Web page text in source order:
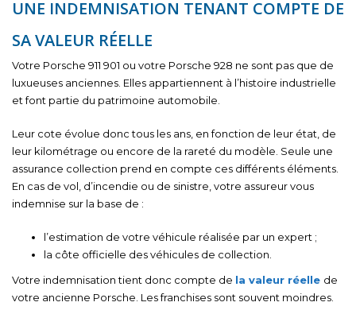
UNE INDEMNISATION TENANT COMPTE DE
SA VALEUR RÉELLE
Votre Porsche 911 901 ou votre Porsche 928 ne sont pas que de
luxueuses anciennes. Elles appartiennent à l’histoire industrielle
et font partie du patrimoine automobile.
Leur cote évolue donc tous les ans, en fonction de leur état, de
leur kilométrage ou encore de la rareté du modèle. Seule une
assurance collection prend en compte ces différents éléments.
En cas de vol, d’incendie ou de sinistre, votre assureur vous
indemnise sur la base de :
l’estimation de votre véhicule réalisée par un expert ;
la côte officielle des véhicules de collection.
Votre indemnisation tient donc compte de la valeur réelle de
votre ancienne Porsche. Les franchises sont souvent moindres.